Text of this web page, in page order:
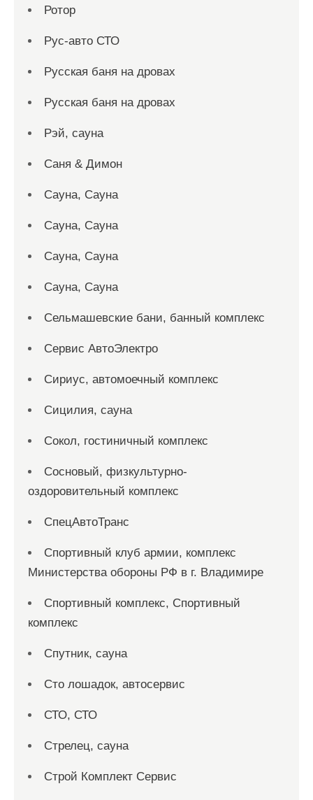
Ротор
Рус-авто СТО
Русская баня на дровах
Русская баня на дровах
Рэй, сауна
Саня & Димон
Сауна, Сауна
Сауна, Сауна
Сауна, Сауна
Сауна, Сауна
Сельмашевские бани, банный комплекс
Сервис АвтоЭлектро
Сириус, автомоечный комплекс
Сицилия, сауна
Сокол, гостиничный комплекс
Сосновый, физкультурно-
оздоровительный комплекс
СпецАвтоТранс
Спортивный клуб армии, комплекс
Министерства обороны РФ в г. Владимире
Спортивный комплекс, Спортивный
комплекс
Спутник, сауна
Сто лошадок, автосервис
СТО, СТО
Стрелец, сауна
Строй Комплект Сервис